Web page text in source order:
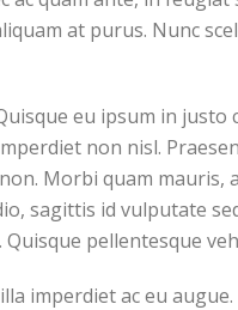
at purus. Nunc
eu ipsum in
non nisl.
Morbi quam mauris,
sagittis id vulputate
pellentesque
imperdiet ac eu